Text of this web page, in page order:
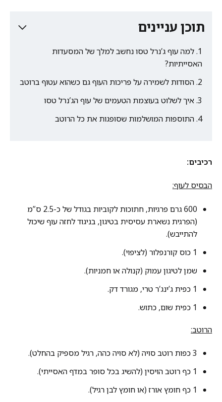
תוכן עניינים
למה עוף ג’נרל טסו נחשב למלך של המסעדות
האסייתיות?
הסודות לשמירה על פריכות העוף גם כשהוא עטוף ברוטב
איך לשלוט בעוצמת הטעמים של עוף הג’נרל טסו
התוספות המושלמות שסופגות את כל הרוטב
רכיבים:
הבסיס לעוף:
600 גרם פרגיות, חתוכות לקוביות בגודל של כ-2.5 ס”מ
(הפרגית נשארת עסיסית בטיגון, בניגוד לחזה עוף שיכול
להתייבש).
1 כוס קורנפלור (לציפוי).
שמן לטיגון עמוק (קנולה או חמניות).
1 כפית ג’ינג’ר טרי, מגורד דק.
1 כפית שום, כתוש.
הרוטב:
3 כפות רוטב סויה (לא סויה כהה, רגיל מספיק בהחלט).
1 כף רוטב הויסין (להשיג בכל סופר במדף האסייתי).
1 כף חומץ אורז (או חומץ לבן רגיל).